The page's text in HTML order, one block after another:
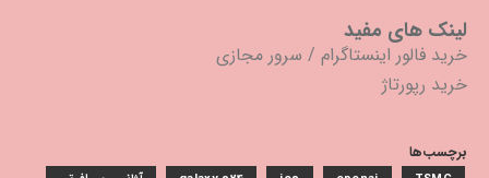
لینک های مفید
خرید فالور اینستاگرام / سرور مجازی
خرید رپورتاژ
برچسب‌ها